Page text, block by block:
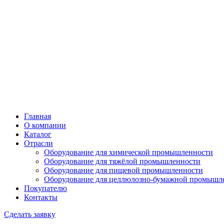
Главная
О компании
Каталог
Отрасли
Оборудование для химической промышленности
Оборудование для тяжёлой промышленности
Оборудование для пищевой промышленности
Оборудование для целлюлозно-бумажной
Покупателю
Контакты
Сделать заявку